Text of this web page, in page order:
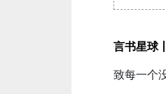
言书星球
致每一个